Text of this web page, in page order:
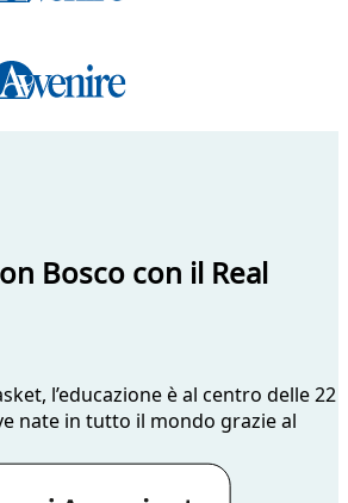
Bosco con il Real
l’educazione è al centro delle 22
nate in tutto il mondo grazie al